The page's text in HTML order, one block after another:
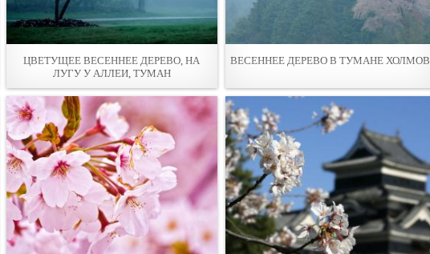
ЦВЕТУЩЕЕ ВЕСЕННЕЕ ДЕРЕВО, НА
ЛУГУ У АЛЛЕИ, ТУМАН
ВЕСЕННЕЕ ДЕРЕВО В ТУМАНЕ ХОЛМОВ